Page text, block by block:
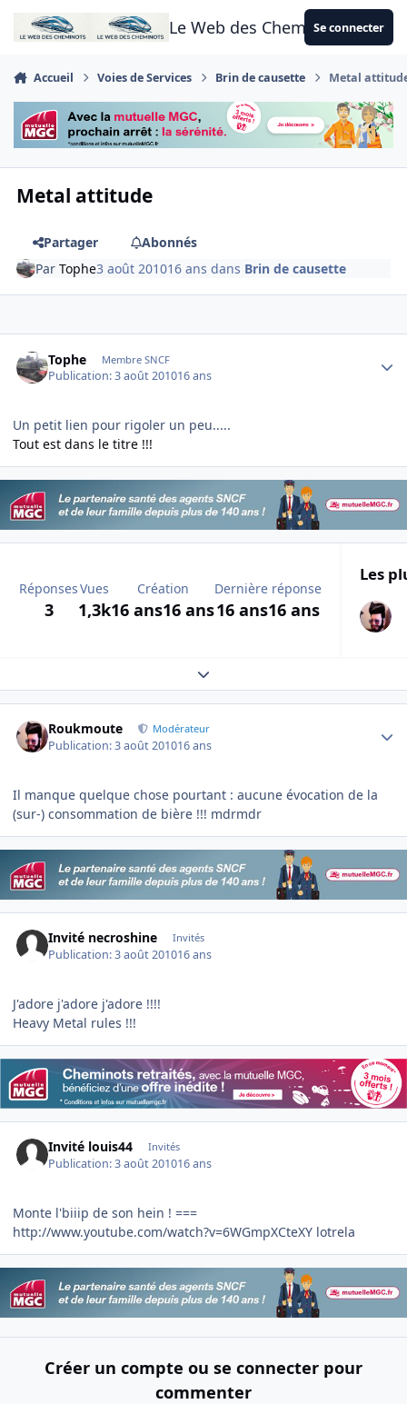
Aller au contenu
Le Web des CheminotsSe connecter
Accueil Voies de Services Brin de causette Metal
Metal attitude
Partager
Abonnés
ParTophe3 août 201016 ans dans Brin de causette
Tophe Membre SNCF
Publication:3 août 201016 ans
Un petit lien pour rigoler un peu.....
Tout est dans le titre !!!
Réponses
3
Vues
1,3k
Création
16 ans16 ans
Dernière réponse
16 ans16 ans
Les
Expand topic overview
Roukmoute Modérateur
Publication:3 août 201016 ans
Il manque quelque chose pourtant : aucune évocation de la
(sur-) consommation de bière !!! mdrmdr
Invité necroshine Invités
Publication:3 août 201016 ans
J'adore j'adore j'adore !!!!
Heavy Metal rules !!!
Invité louis44 Invités
Publication:3 août 201016 ans
Monte l'biiip de son hein ! ===
http://www.youtube.com/watch?v=6WGmpXCteXY lotrela
Créer un compte ou se connecter pour
commenter